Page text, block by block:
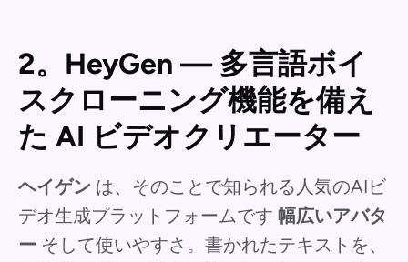
2。HeyGen — 多言語ボイ
スクローニング機能を備え
た AI ビデオクリエーター
ヘイゲン は、そのことで知られる人気のAIビ
デオ生成プラットフォームです 幅広いアバタ
ー そして使いやすさ。書かれたテキストを、